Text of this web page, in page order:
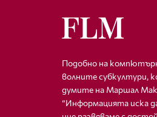
Подобно на
волните субкултури,
думите на Маршал
“Информацията иска